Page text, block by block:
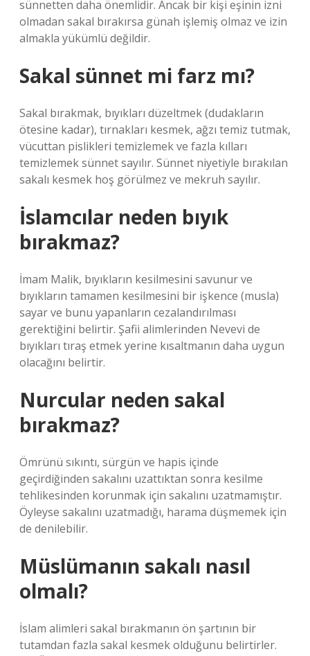
sünnetten daha önemlidir. Ancak bir kişi eşinin izni
olmadan sakal bırakırsa günah işlemiş olmaz ve izin
almakla yükümlü değildir.
Sakal sünnet mi farz mı?
Sakal bırakmak, bıyıkları düzeltmek (dudakların
ötesine kadar), tırnakları kesmek, ağzı temiz tutmak,
vücuttan pislikleri temizlemek ve fazla kılları
temizlemek sünnet sayılır. Sünnet niyetiyle bırakılan
sakalı kesmek hoş görülmez ve mekruh sayılır.
İslamcılar neden bıyık
bırakmaz?
İmam Malik, bıyıkların kesilmesini savunur ve
bıyıkların tamamen kesilmesini bir işkence (musla)
sayar ve bunu yapanların cezalandırılması
gerektiğini belirtir. Şafii alimlerinden Nevevi de
bıyıkları tıraş etmek yerine kısaltmanın daha uygun
olacağını belirtir.
Nurcular neden sakal
bırakmaz?
Ömrünü sıkıntı, sürgün ve hapis içinde
geçirdiğinden sakalını uzattıktan sonra kesilme
tehlikesinden korunmak için sakalını uzatmamıştır.
Öyleyse sakalını uzatmadığı, harama düşmemek için
de denilebilir.
Müslümanın sakalı nasıl
olmalı?
İslam alimleri sakal bırakmanın ön şartının bir
tutamdan fazla sakal kesmek olduğunu belirtirler.